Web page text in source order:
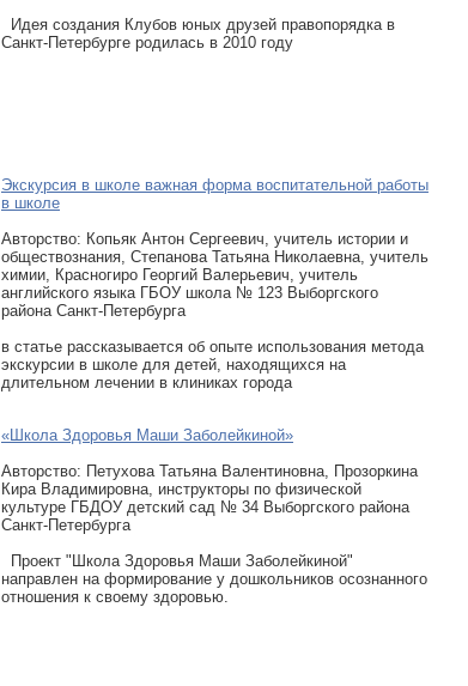
Идея создания Клубов юных друзей правопорядка в
Санкт-Петербурге родилась в 2010 году
Экскурсия в школе важная форма воспитательной работы
в школе
Авторcтво: Копьяк Антон Сергеевич, учитель истории и
обществознания, Степанова Татьяна Николаевна, учитель
химии, Красногиро Георгий Валерьевич, учитель
английского языка ГБОУ школа № 123 Выборгского
района Санкт-Петербурга
в статье рассказывается об опыте использования метода
экскурсии в школе для детей, находящихся на
длительном лечении в клиниках города
«Школа Здоровья Маши Заболейкиной»
Авторcтво: Петухова Татьяна Валентиновна, Прозоркина
Кира Владимировна, инструкторы по физической
культуре ГБДОУ детский сад № 34 Выборгского района
Санкт-Петербурга
Проект "Школа Здоровья Маши Заболейкиной"
направлен на формирование у дошкольников осознанного
отношения к своему здоровью.